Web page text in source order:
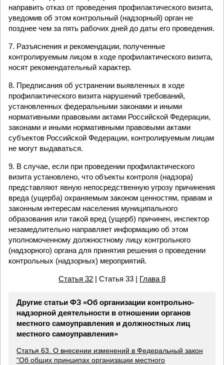
направить отказ от проведения профилактического визита,
уведомив об этом контрольный (надзорный) орган не
позднее чем за пять рабочих дней до даты его проведения.
7. Разъяснения и рекомендации, полученные
контролируемым лицом в ходе профилактического визита,
носят рекомендательный характер.
8. Предписания об устранении выявленных в ходе
профилактического визита нарушений требований,
установленных федеральными законами и иными
нормативными правовыми актами Российской Федерации,
законами и иными нормативными правовыми актами
субъектов Российской Федерации, контролируемым лицам
не могут выдаваться.
9. В случае, если при проведении профилактического
визита установлено, что объекты контроля (надзора)
представляют явную непосредственную угрозу причинения
вреда (ущерба) охраняемым законом ценностям, правам и
законным интересам населения муниципального
образования или такой вред (ущерб) причинен, инспектор
незамедлительно направляет информацию об этом
уполномоченному должностному лицу контрольного
(надзорного) органа для принятия решения о проведении
контрольных (надзорных) мероприятий.
Статья 32| Статья 33 | Глава 8
Другие статьи ФЗ «Об организации контрольно-
надзорной деятельности в отношении органов
местного самоуправления и должностных лиц
местного самоуправления»
Статья 63. О внесении изменений в Федеральный закон
"Об общих принципах организации местного